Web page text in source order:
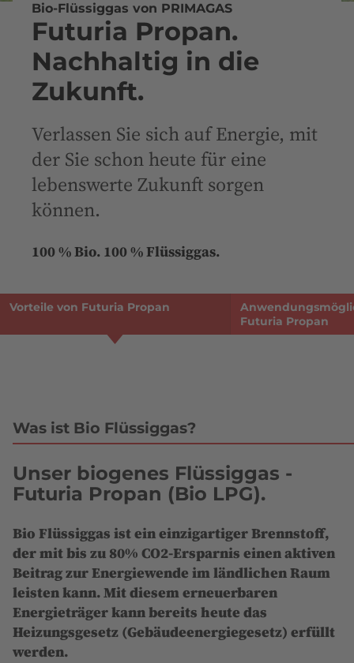
Bio-Flüssiggas von PRIMAGAS
Futuria Propan.
Nachhaltig in die
Zukunft.
Verlassen Sie sich auf Energie, mit
der Sie schon heute für eine
lebenswerte Zukunft sorgen
können.
100 % Bio. 100 % Flüssiggas.
Vorteile von Futuria Propan
Futuria Propan
Was ist Bio Flüssiggas?
Unser biogenes Flüssiggas -
Futuria Propan (Bio LPG).
Bio Flüssiggas ist ein einzigartiger Brennstoff,
der mit bis zu 80% CO2-Ersparnis einen aktiven
Beitrag zur Energiewende im ländlichen Raum
leisten kann. Mit diesem erneuerbaren
Energieträger kann bereits heute das
Heizungsgesetz (Gebäudeenergiegesetz) erfüllt
werden.